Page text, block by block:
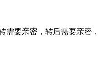
要亲密，转后需要亲密，